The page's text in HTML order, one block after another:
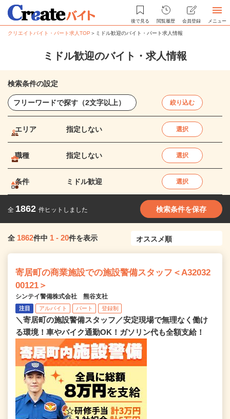
後で見る 閲覧履歴 会員登録 メニュー
クリエイトバイト・パート求人TOP ＞ ミドル歓迎のバイト・パート求人情報
ミドル歓迎のバイト・求人情報
検索条件の設定
絞り込む
エリア 指定しない 選択
職種 指定しない 選択
条件 ミドル歓迎 選択
全 1862 件ヒットしました 検索条件を保存
全 1862件中 1 - 20件を表示
寄居町の商業施設での施設警備スタッフ＜A32032
00121＞
シンテイ警備株式会社 熊谷支社
注目 アルバイト パート 登録制
＼寄居町の施設警備スタッフ／安定現場で無理なく働け
る環境！車やバイク通勤OK！ガソリン代も全額支給！